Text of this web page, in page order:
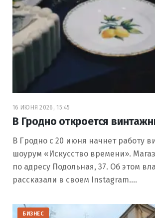
16 ИЮНЯ 2026, 15:45
В Гродно откроется
В Гродно с 20 июня начнет работу
шоурум «Искусство времени».
по адресу Подольная, 37. Об этом
рассказали в своем Instagram.…
БИЗНЕС